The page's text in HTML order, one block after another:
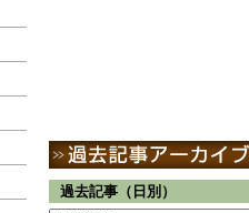
過去記事（日別）